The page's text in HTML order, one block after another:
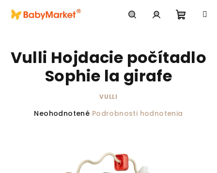
Vulli Hojdacie počítadlo
Sophie la girafe
VULLI
Priemerné hodnotenie produktu je 0,0 z 5
Neohodnotené Podrobnosti hodnotenia